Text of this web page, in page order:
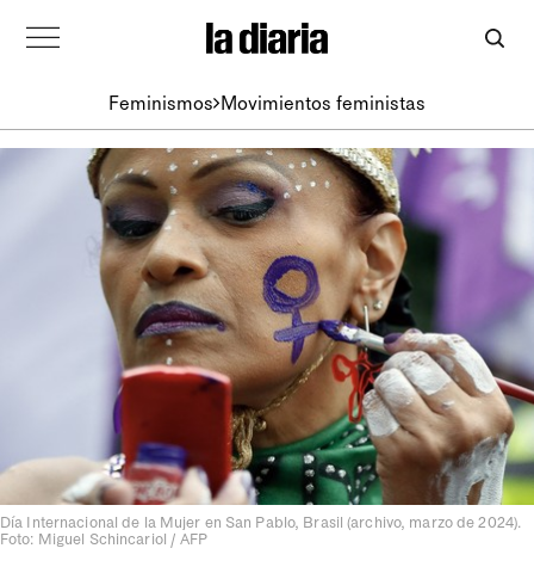
Feminismos Movimientos feministas
Día Internacional de la Mujer en San Pablo, Brasil (archivo, marzo de 2024).
Foto: Miguel Schincariol / AFP